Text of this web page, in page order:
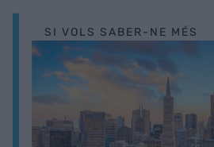
SI VOLS SABER-NE MÉS